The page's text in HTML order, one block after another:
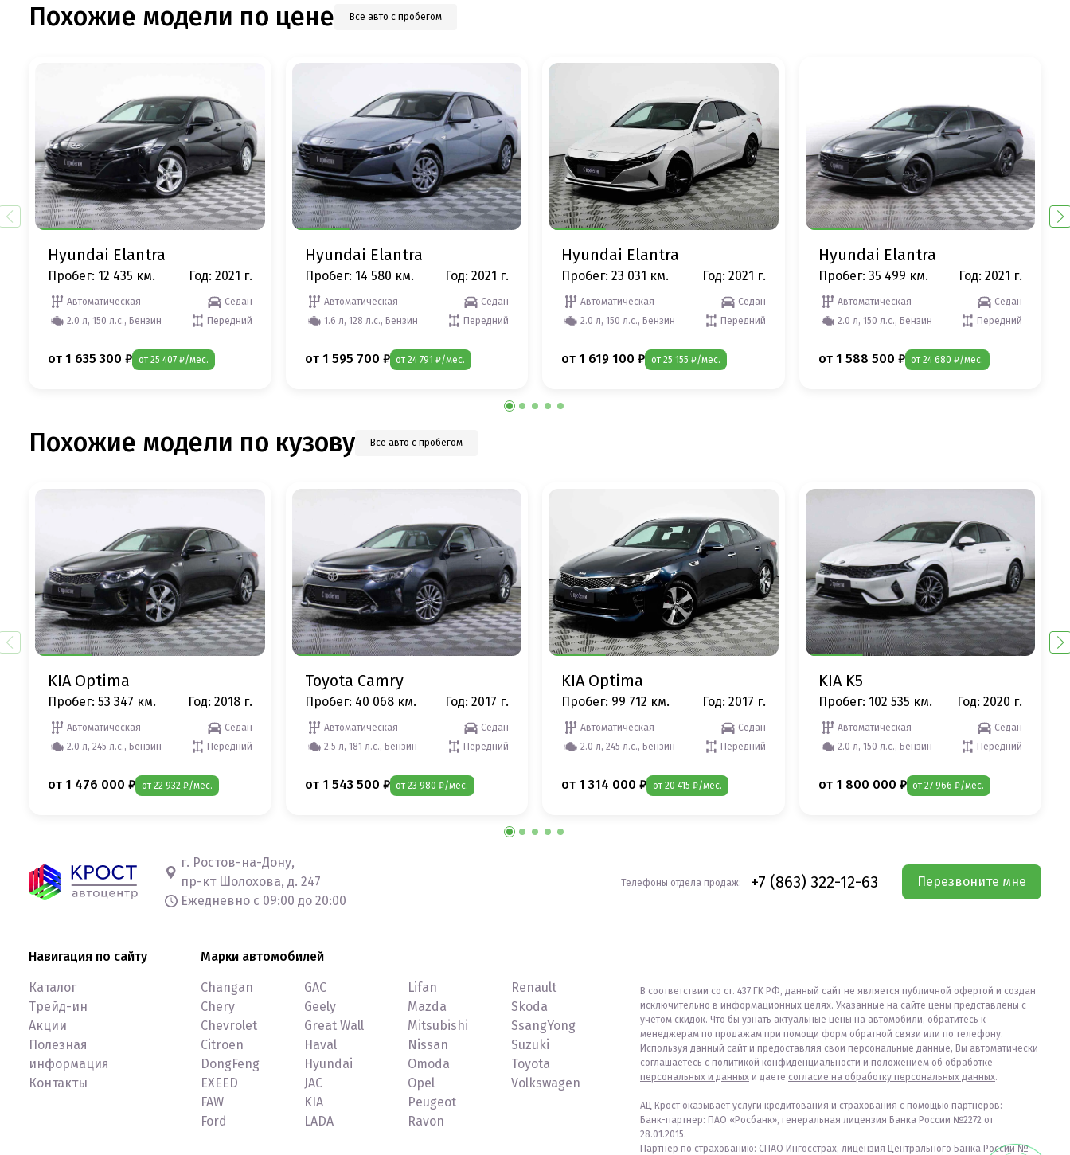
Похожие модели по цене Все авто с пробегом
Hyundai Elantra
Пробег: 12 435 км. Год: 2021 г.
Автоматическая
Седан
2.0 л, 150 л.с., Бензин
Передний
от 1 635 300 ₽ от 25 407 ₽/мес.
Hyundai Elantra
Пробег: 14 580 км. Год: 2021 г.
Автоматическая
Седан
1.6 л, 128 л.с., Бензин
Передний
от 1 595 700 ₽ от 24 791 ₽/мес.
Hyundai Elantra
Пробег: 23 031 км. Год: 2021 г.
Автоматическая
Седан
2.0 л, 150 л.с., Бензин
Передний
от 1 619 100 ₽ от 25 155 ₽/мес.
Hyundai Elantra
Пробег: 35 499 км. Год: 2021 г.
Автоматическая
Седан
2.0 л, 150 л.с., Бензин
Передний
от 1 588 500 ₽ от 24 680 ₽/мес.
Похожие модели по кузову Все авто с пробегом
KIA Optima
Пробег: 53 347 км. Год: 2018 г.
Автоматическая
Седан
2.0 л, 245 л.с., Бензин
Передний
от 1 476 000 ₽ от 22 932 ₽/мес.
Toyota Camry
Пробег: 40 068 км. Год: 2017 г.
Автоматическая
Седан
2.5 л, 181 л.с., Бензин
Передний
от 1 543 500 ₽ от 23 980 ₽/мес.
KIA Optima
Пробег: 99 712 км. Год: 2017 г.
Автоматическая
Седан
2.0 л, 245 л.с., Бензин
Передний
от 1 314 000 ₽ от 20 415 ₽/мес.
KIA K5
Пробег: 102 535 км. Год: 2020 г.
Автоматическая
Седан
2.0 л, 150 л.с., Бензин
Передний
от 1 800 000 ₽ от 27 966 ₽/мес.
г. Ростов-на-Дону,
пр-кт Шолохова, д. 247
Ежедневно с 09:00 до 20:00
Телефоны отдела продаж: +7 (863) 322-12-63 Перезвоните мне
Навигация по сайту
Каталог
Трейд-ин
Акции
Полезная
информация
Контакты
Марки автомобилей
Changan
Chery
Chevrolet
Citroen
DongFeng
EXEED
FAW
Ford
GAC
Geely
Great Wall
Haval
Hyundai
JAC
KIA
LADA
Lifan
Mazda
Mitsubishi
Nissan
Omoda
Opel
Peugeot
Ravon
Renault
Skoda
SsangYong
Suzuki
Toyota
Volkswagen
В соответствии со ст. 437 ГК РФ, данный сайт не является публичной офертой и создан
исключительно в информационных целях. Указанные на сайте цены представлены с
учетом скидок. Что бы узнать актуальные цены на автомобили, обратитесь к
менеджерам по продажам при помощи форм обратной связи или по телефону.
Используя данный сайт и предоставляя свои персональные данные, Вы автоматически
соглашаетесь с политикой конфиденциальности и положением об обработке
персональных и данных и даете согласие на обработку персональных данных.
АЦ Крост оказывает услуги кредитования и страхования с помощью партнеров:
Банк-партнер: ПАО «Росбанк», генеральная лицензия Банка России №2272 от
28.01.2015.
Партнер по страхованию: СПАО Ингосстрах, лицензия Центрального Банка России №